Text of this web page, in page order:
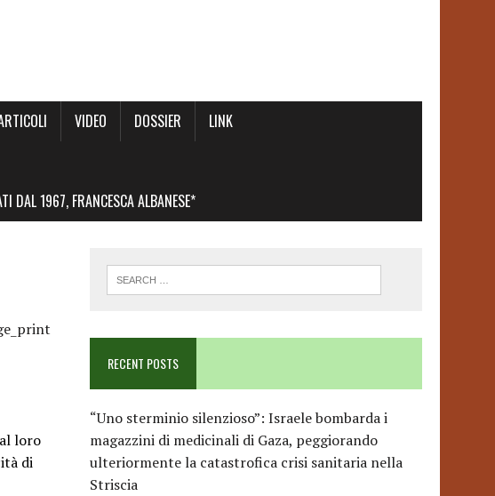
VIDEO DOSSIER
LINK
DAL 1967, FRANCESCA ALBANESE*
loro
di
RECENT POSTS
“Uno sterminio silenzioso”: Israele bombarda i
magazzini di medicinali di Gaza, peggiorando
ulteriormente la catastrofica crisi sanitaria nella
Striscia